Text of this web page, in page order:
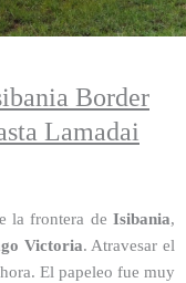
Border
Lamadai
la frontera de Isibania,
Victoria. Atravesar el
El papeleo fue muy